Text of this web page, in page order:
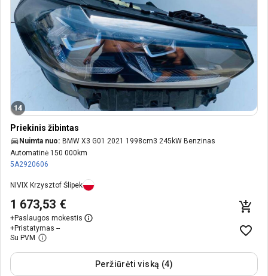
14
Priekinis žibintas
Nuimta nuo: BMW X3 G01 2021 1998cm3 245kW Benzinas
Automatinė 150 000km
5A2920606
NIVIX Krzysztof Ślipek
1 673,53 €
+Paslaugos mokestis
+Pristatymas --
Su PVM
Peržiūrėti viską (4)